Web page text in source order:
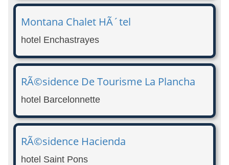
Montana Chalet HÃ´tel
hotel Enchastrayes
RÃ©sidence De Tourisme La Plancha
hotel Barcelonnette
RÃ©sidence Hacienda
hotel Saint Pons